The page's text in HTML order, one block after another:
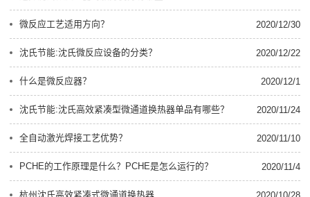
微反应工艺适用方向？ 2020/12/30
沈氏节能:沈氏微反应设备的分类？ 2020/12/22
什么是微反应器？ 2020/12/1
沈氏节能:沈氏高效紧凑型微通道换热器单品有哪些？ 2020/11/24
全自动激光焊接工艺优势？ 2020/11/10
PCHE的工作原理是什么？PCHE是怎么运行的？ 2020/11/4
杭州沈氏高效紧凑式微通道换热器